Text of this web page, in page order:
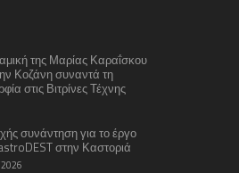
της Μαρίας Καραΐσκου
Κοζάνη συναντά τη
στις Βιτρίνες Τέχνης
συνάντηση για το έργο
στην Καστοριά